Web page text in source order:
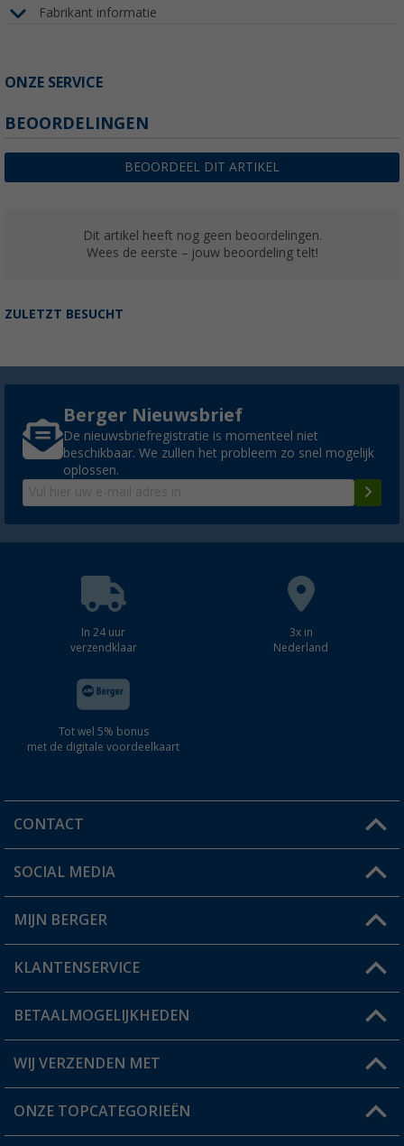
Fabrikant informatie
ONZE SERVICE
BEOORDELINGEN
BEOORDEEL DIT ARTIKEL
Dit artikel heeft nog geen beoordelingen.
Wees de eerste – jouw beoordeling telt!
ZULETZT BESUCHT
Berger Nieuwsbrief
De nieuwsbriefregistratie is momenteel niet
beschikbaar. We zullen het probleem zo snel mogelijk
oplossen.
In 24 uur
verzendklaar
3x in
Nederland
Tot wel 5% bonus
met de digitale voordeelkaart
CONTACT
Een vraag?
Winkel vinden
SOCIAL MEDIA
MIJN BERGER
Mijn account
Status bestelling
Verlanglijstje
KLANTENSERVICE
FAQ & Contact
Verzendinformatie
Catalogus
BETAALMOGELIJKHEDEN
WIJ VERZENDEN MET
ONZE TOPCATEGORIEËN